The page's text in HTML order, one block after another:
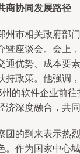
商协同发展路径
州市相关政府部
暨座谈会。会上
通优势、成本要
持政策。他强调
州的软件企业前
深度融合，共同
团的到来表示热
。作为国家中心